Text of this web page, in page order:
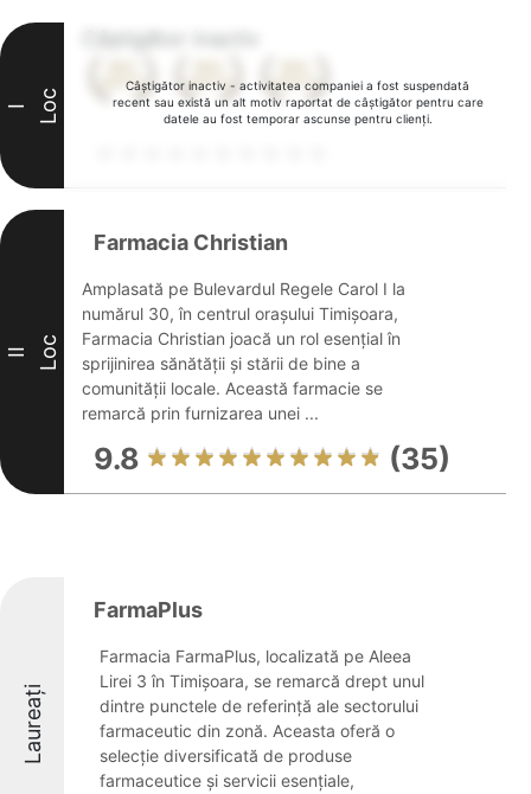
Câștigător inactiv - activitatea companiei a fost suspendată
recent sau există un alt motiv raportat de câștigător pentru care
datele au fost temporar ascunse pentru clienți.
I Loc
II Loc
Farmacia Christian
Amplasată pe Bulevardul Regele Carol I la
numărul 30, în centrul orașului Timișoara,
Farmacia Christian joacă un rol esențial în
sprijinirea sănătății și stării de bine a
comunității locale. Această farmacie se
remarcă prin furnizarea unei ...
9.8 (35)
Laureați
FarmaPlus
Farmacia FarmaPlus, localizată pe Aleea
Lirei 3 în Timișoara, se remarcă drept unul
dintre punctele de referință ale sectorului
farmaceutic din zonă. Aceasta oferă o
selecție diversificată de produse
farmaceutice și servicii esențiale,